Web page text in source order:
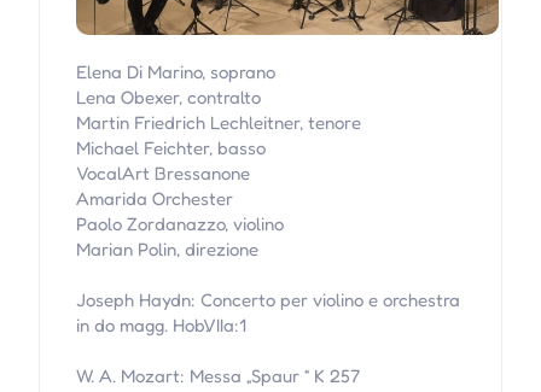
Elena Di Marino, soprano
Lena Obexer, contralto
Martin Friedrich Lechleitner, tenore
Michael Feichter, basso
VocalArt Bressanone
Amarida Orchester
Paolo Zordanazzo, violino
Marian Polin, direzione
Joseph Haydn: Concerto per violino e orchestra
in do magg. Hob.VIIa:1
W. A. Mozart: Messa „Spaur “ K 257